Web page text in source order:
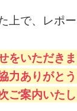
上で、レポ
をいただき
力ありがと
ご案内いた